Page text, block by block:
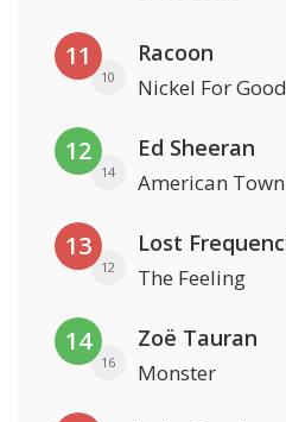
11
10
Racoon
Nickel For
12
14
Ed Sheeran
American Town
13
12
Lost
The Feeling
14
16
Zoë Tauran
Monster